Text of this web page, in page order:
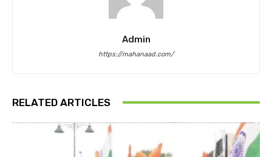
Admin
https://mahanaad.com/
RELATED ARTICLES